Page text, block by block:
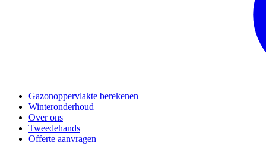
Gazonoppervlakte berekenen
Winteronderhoud
Over ons
Tweedehands
Offerte aanvragen